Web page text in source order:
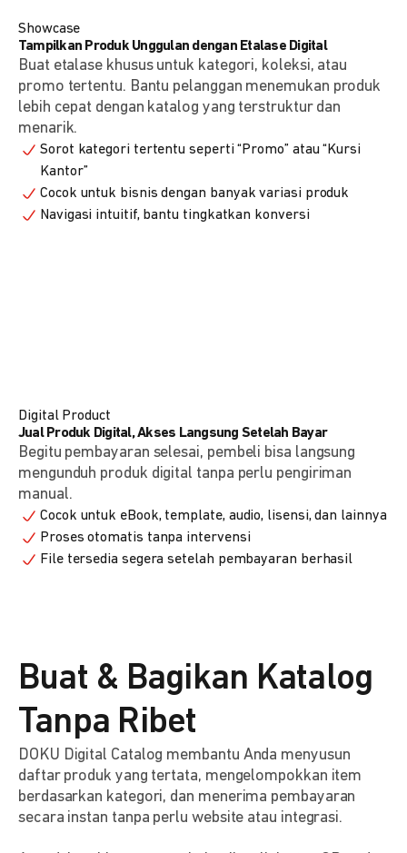
Showcase
Tampilkan Produk Unggulan dengan Etalase Digital
Buat etalase khusus untuk kategori, koleksi, atau
promo tertentu. Bantu pelanggan menemukan produk
lebih cepat dengan katalog yang terstruktur dan
menarik.
Sorot kategori tertentu seperti “Promo” atau “Kursi
Kantor”
Cocok untuk bisnis dengan banyak variasi produk
Navigasi intuitif, bantu tingkatkan konversi
Digital Product
Jual Produk Digital, Akses Langsung Setelah Bayar
Begitu pembayaran selesai, pembeli bisa langsung
mengunduh produk digital tanpa perlu pengiriman
manual.
Cocok untuk eBook, template, audio, lisensi, dan lainnya
Proses otomatis tanpa intervensi
File tersedia segera setelah pembayaran berhasil
Buat & Bagikan Katalog
Tanpa Ribet
DOKU Digital Catalog membantu Anda menyusun
daftar produk yang tertata, mengelompokkan item
berdasarkan kategori, dan menerima pembayaran
secara instan tanpa perlu website atau integrasi.